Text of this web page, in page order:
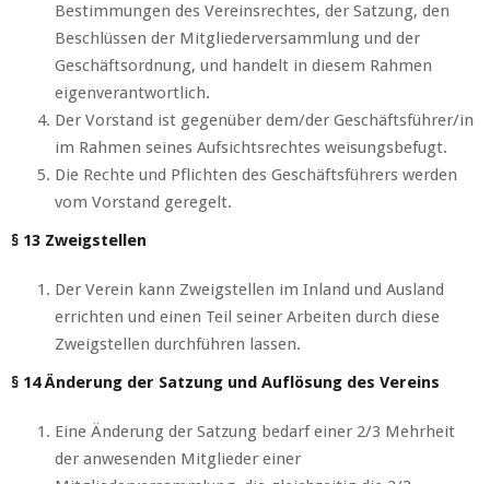
Bestimmungen des Vereinsrechtes, der Satzung, den
Beschlüssen der Mitgliederversammlung und der
Geschäftsordnung, und handelt in diesem Rahmen
eigenverantwortlich.
Der Vorstand ist gegenüber dem/der Geschäftsführer/in
im Rahmen seines Aufsichtsrechtes weisungsbefugt.
Die Rechte und Pflichten des Geschäftsführers werden
vom Vorstand geregelt.
§ 13 Zweigstellen
Der Verein kann Zweigstellen im Inland und Ausland
errichten und einen Teil seiner Arbeiten durch diese
Zweigstellen durchführen lassen.
§ 14 Änderung der Satzung und Auflösung des Vereins
Eine Änderung der Satzung bedarf einer 2/3 Mehrheit
der anwesenden Mitglieder einer